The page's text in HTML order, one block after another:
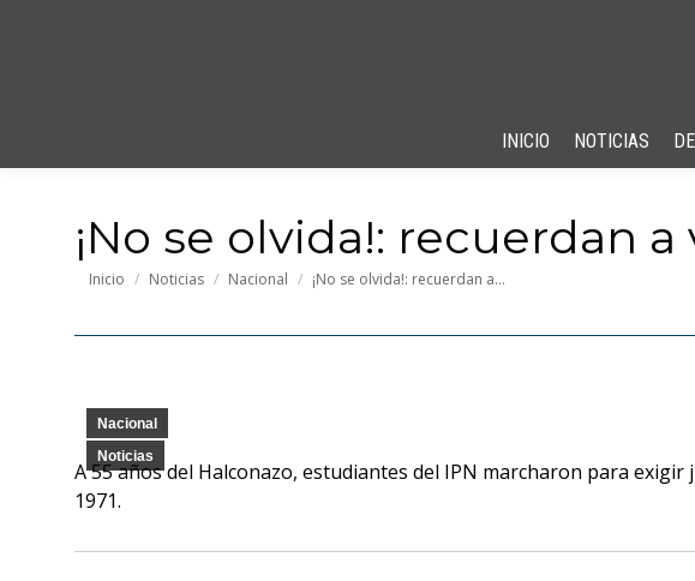
INICIO NOTICIAS
¡No se olvida!: recuerdan
Estás aquí:
Inicio Noticias Nacional ¡No se olvida!: recuerdan a…
Nacional
Noticias
A 55 años del Halconazo, estudiantes del IPN marcharon para
1971.